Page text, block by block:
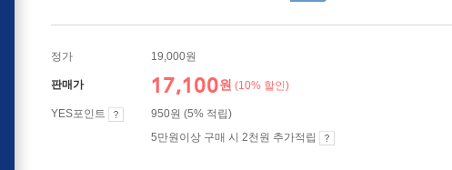
정가 19,000원
판매가 17,100원 (10% 할인)
YES포인트
950원 (5% 적립)
5만원이상 구매 시 2천원 추가적립